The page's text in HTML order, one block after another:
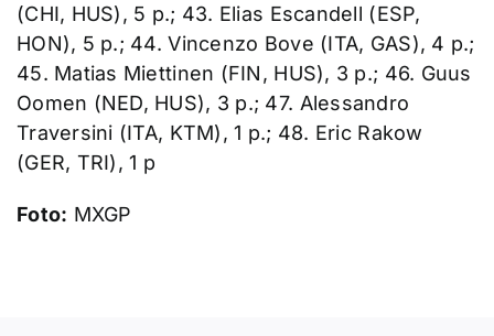
(CHI, HUS), 5 p.; 43. Elias Escandell (ESP,
HON), 5 p.; 44. Vincenzo Bove (ITA, GAS), 4 p.;
45. Matias Miettinen (FIN, HUS), 3 p.; 46. Guus
Oomen (NED, HUS), 3 p.; 47. Alessandro
Traversini (ITA, KTM), 1 p.; 48. Eric Rakow
(GER, TRI), 1 p
Foto: MXGP